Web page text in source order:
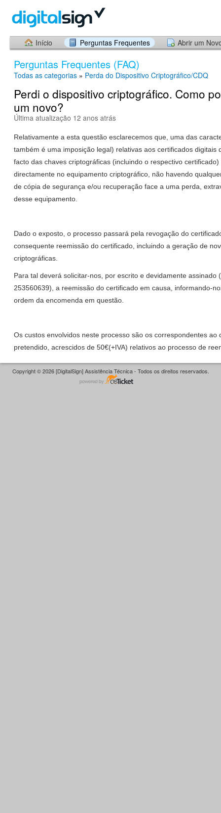
Início Perguntas Frequentes Abrir um
Perguntas Frequentes (FAQ)
Todas as categorias » Perda do Dispositivo Criptográfico/CDQ
Perdi o dispositivo criptográfico. Como
um novo?
Última atualização 12 anos atrás
Relativamente a esta questão esclarecemos que, uma das
também é uma imposição legal) relativas aos certificados digitais
facto das chaves criptográficas (incluindo o respectivo
directamente no equipamento criptográfico, não havendo
de cópia de segurança e/ou recuperação face a uma perda,
desse equipamento.
Dado o exposto, o processo passará pela revogação do
consequente reemissão do certificado, incluindo a geração de
criptográficas.
Para tal deverá solicitar-nos, por escrito e devidamente assinado
253560639), a reemissão do certificado em causa, informando-
ordem da encomenda em questão.
Os custos envolvidos neste processo são os correspondentes ao
pretendido, acrescidos de 50€(+IVA) relativos ao processo de
Copyright © 2026 [DigitalSign] Assistência Técnica - Todos os direitos reservados.